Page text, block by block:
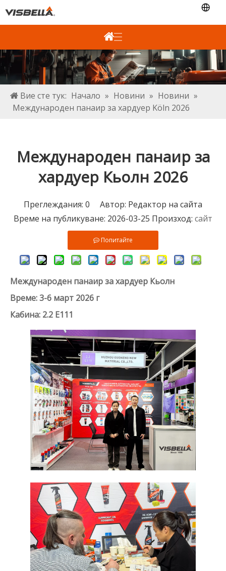
Вие сте тук: Начало » Новини » Новини »
Международен панаир за хардуер Köln 2026
Международен панаир за
хардуер Кьолн 2026
Преглеждания: 0 Автор: Редактор на сайта
Време на публикуване: 2026-03-25 Произход: сайт
Попитайте
Международен панаир за хардуер Кьолн
Време: 3-6 март 2026 г
Кабина: 2.2 E111